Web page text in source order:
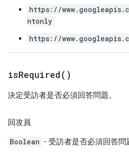
https://
ntonly
https://
isRequired( )
決定受訪者是否必須回答問題。
回攻員
Boolean - 受訪者是否必須回答問